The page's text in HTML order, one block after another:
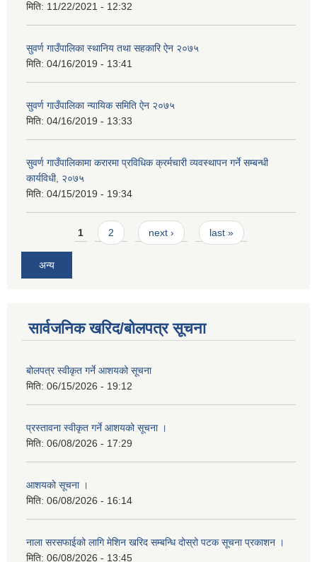
मिति: 11/22/2021 - 12:32
सुवर्ण गाउँपालिका स्थानिय तथा सहकारि ऐन २०७५
मिति: 04/16/2019 - 13:41
सुवर्ण गाउँपालिका न्यायिक समिति ऐन २०७५
मिति: 04/16/2019 - 13:33
सुवर्ण गाउँपालिकामा करारमा प्रविधिक क्रर्मचारी व्यवस्थापन गर्ने सम्बन्धी
कार्यविधी, २०७५
मिति: 04/15/2019 - 19:34
Pages1 2 next › last »
अन्य
सार्वजनिक खरिद/बोलपत्र सूचना
बोलपत्र स्वीकृत गर्ने आशयको सूचना
मिति: 06/15/2026 - 19:12
प्रस्तावना स्वीकृत गर्ने आशयको सूचना ।
मिति: 06/08/2026 - 17:29
आशयको सूचना ।
मिति: 06/08/2026 - 16:14
नाला सरसफाईको लागि मेशिन खरिद सम्बन्धि दोस्रो पटक सूचना प्रकाशन ।
मिति: 06/08/2026 - 13:45